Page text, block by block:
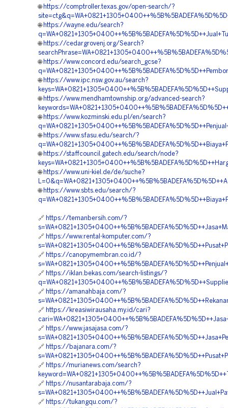
🌐 https://comptroller.texas.gov/open-search/?
🌐 https://wayne.edu/search?
🌐 https://cedargrovenj.org/Search?
🌐 https://www.concord.edu/search_gcse?
🌐 https://www.ipc.nsw.gov.au/search?
🌐 https://www.mendhamtownship.org/advanced-search?
🌐 https://www.kozminski.edu.pl/en/search?
🌐 https://www.sfasu.edu/search/?
🌐 https://staffcouncil.gatech.edu/search/node?
🌐 https://www.uni-kiel.de/de/suche?
🌐 https://www.sbts.edu/search/?
🔗 https://temanbersih.com/?
🔗 https://www.rental-komputer.com/?
🔗 https://canopymembran.co.id/?
🔗 https://iklan.bekas.com/search-listings/?
🔗 https://amanahbaja.com/?
🔗 https://kreasiwirausaha.my.id/cari?
🔗 https://www.jasajasa.com/?
🔗 https://bajanara.com/?
🔗 https://murianews.com/search?
🔗 https://nusantarabaja.com/?
🔗 https://tukangqu.com/?